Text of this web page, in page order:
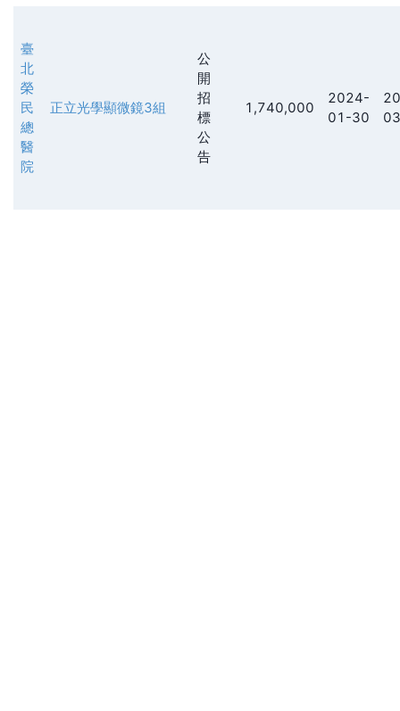
臺
北
榮
民
總
醫
院
正立光學顯微鏡3組
公
開
招
標
公
告
1,740,000
2024-
01-30